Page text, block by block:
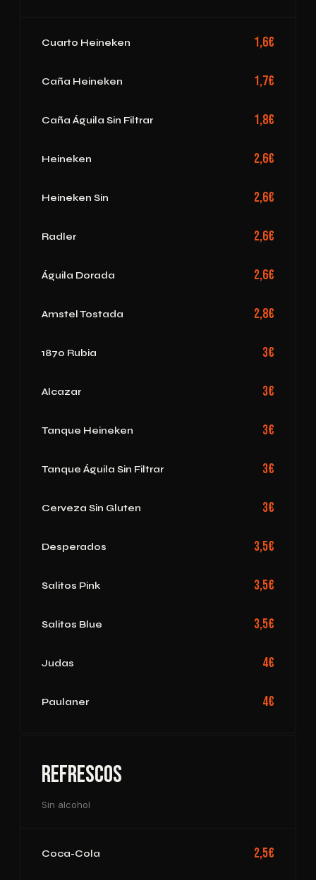
Cuarto Heineken 1,6€
Caña Heineken 1,7€
Caña Águila Sin Filtrar 1,8€
Heineken 2,6€
Heineken Sin 2,6€
Radler 2,6€
Águila Dorada 2,6€
Amstel Tostada 2,8€
1870 Rubia 3€
Alcazar 3€
Tanque Heineken 3€
Tanque Águila Sin Filtrar 3€
Cerveza Sin Gluten 3€
Desperados 3,5€
Salitos Pink 3,5€
Salitos Blue 3,5€
Judas 4€
Paulaner 4€
Refrescos
Sin alcohol
Coca-Cola 2,5€